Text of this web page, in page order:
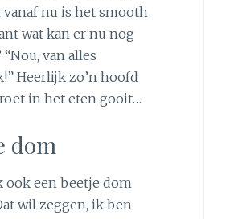
vanaf nu is het smooth
wat kan er nu nog
“Nou, van alles
Heerlijk zo’n hoofd
in het eten gooit…
dom
ook een beetje dom
wil zeggen, ik ben